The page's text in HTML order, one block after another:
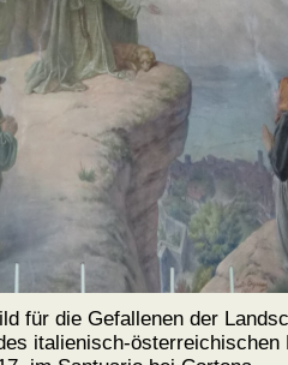
für die Gefallenen der
italienisch-österreichischen